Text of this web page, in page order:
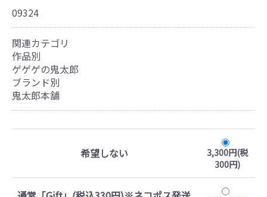
09324
関連カテゴリ
作品別
ゲゲゲの鬼太郎
ブランド別
鬼太郎本舗
希望しない
3,300円(税
300円)